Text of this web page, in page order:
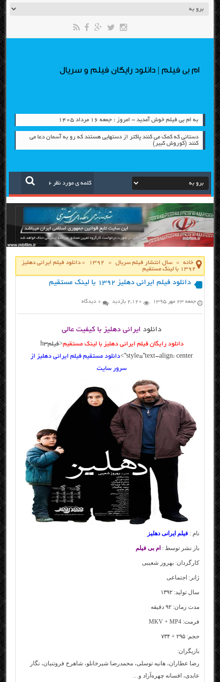
ام بی فیلم | دانلود رایگان فیلم و سریال
به ام بی فیلم خوش آمدید - امروز : جمعه ۱۶ مرداد ۱۴۰۵
دستانی که کمک می کنند پاکتر از دستهایی هستند که رو به آسمان دعا می
کنند (کوروش کبیر)
خانه » سال انتشار فیلم سریال »
1392
»دانلود فیلم ایرانی دهلیز
۱۳۹۲ با لینک مستقیم
دانلود فیلم ایرانی دهلیز ۱۳۹۲ با لینک مستقیم
جمعه ۲۳ مهر ۱۳۹۵ 2,120 بازدید 0 دیدگاه
دانلودایرانی دهلیز با کیفیت عالی
دانلود رایگان فیلم ایرانی دهلیز با لینک مستقیم<فیلمh3
style=”text-align: center”>
دانلود مستقیم فیلم ایرانی دهلیز از
سرور سایت
نام :فیلم ایرانی دهلیز
باز نشر توسط : ام بی فیلم
کارگردان: بهروز شعیبی
ژانر: اجتماعی
سال تولید: ۱۳۹۲
مدت زمان: ۹۲ دقیقه
فرمت: MKV + MP4
حجم: ۲۹۵ + ۷۳۴
بازیگران:
رضا عطاران، هانیه توسلی، محمدرضا شیرخانلو، شاهرخ فروتنیان، نگار
عابدی، افسانه چهره‌آزاد و…